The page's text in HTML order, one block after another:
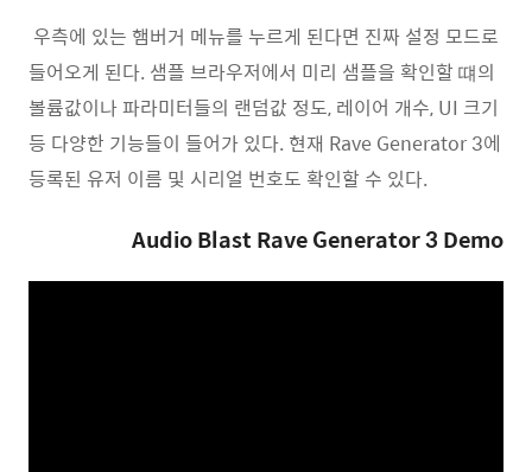
우측에 있는 햄버거 메뉴를 누르게 된다면 진짜 설정 모드로
들어오게 된다. 샘플 브라우저에서 미리 샘플을 확인할 떄의
볼륨값이나 파라미터들의 랜덤값 정도, 레이어 개수, UI 크기
등 다양한 기능들이 들어가 있다. 현재 Rave Generator 3에
등록된 유저 이름 및 시리얼 번호도 확인할 수 있다.
Audio Blast Rave Generator 3 Demo